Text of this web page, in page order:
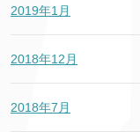
2019年1月
2018年12月
2018年7月